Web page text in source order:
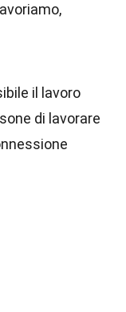
il lavoro
di lavorare